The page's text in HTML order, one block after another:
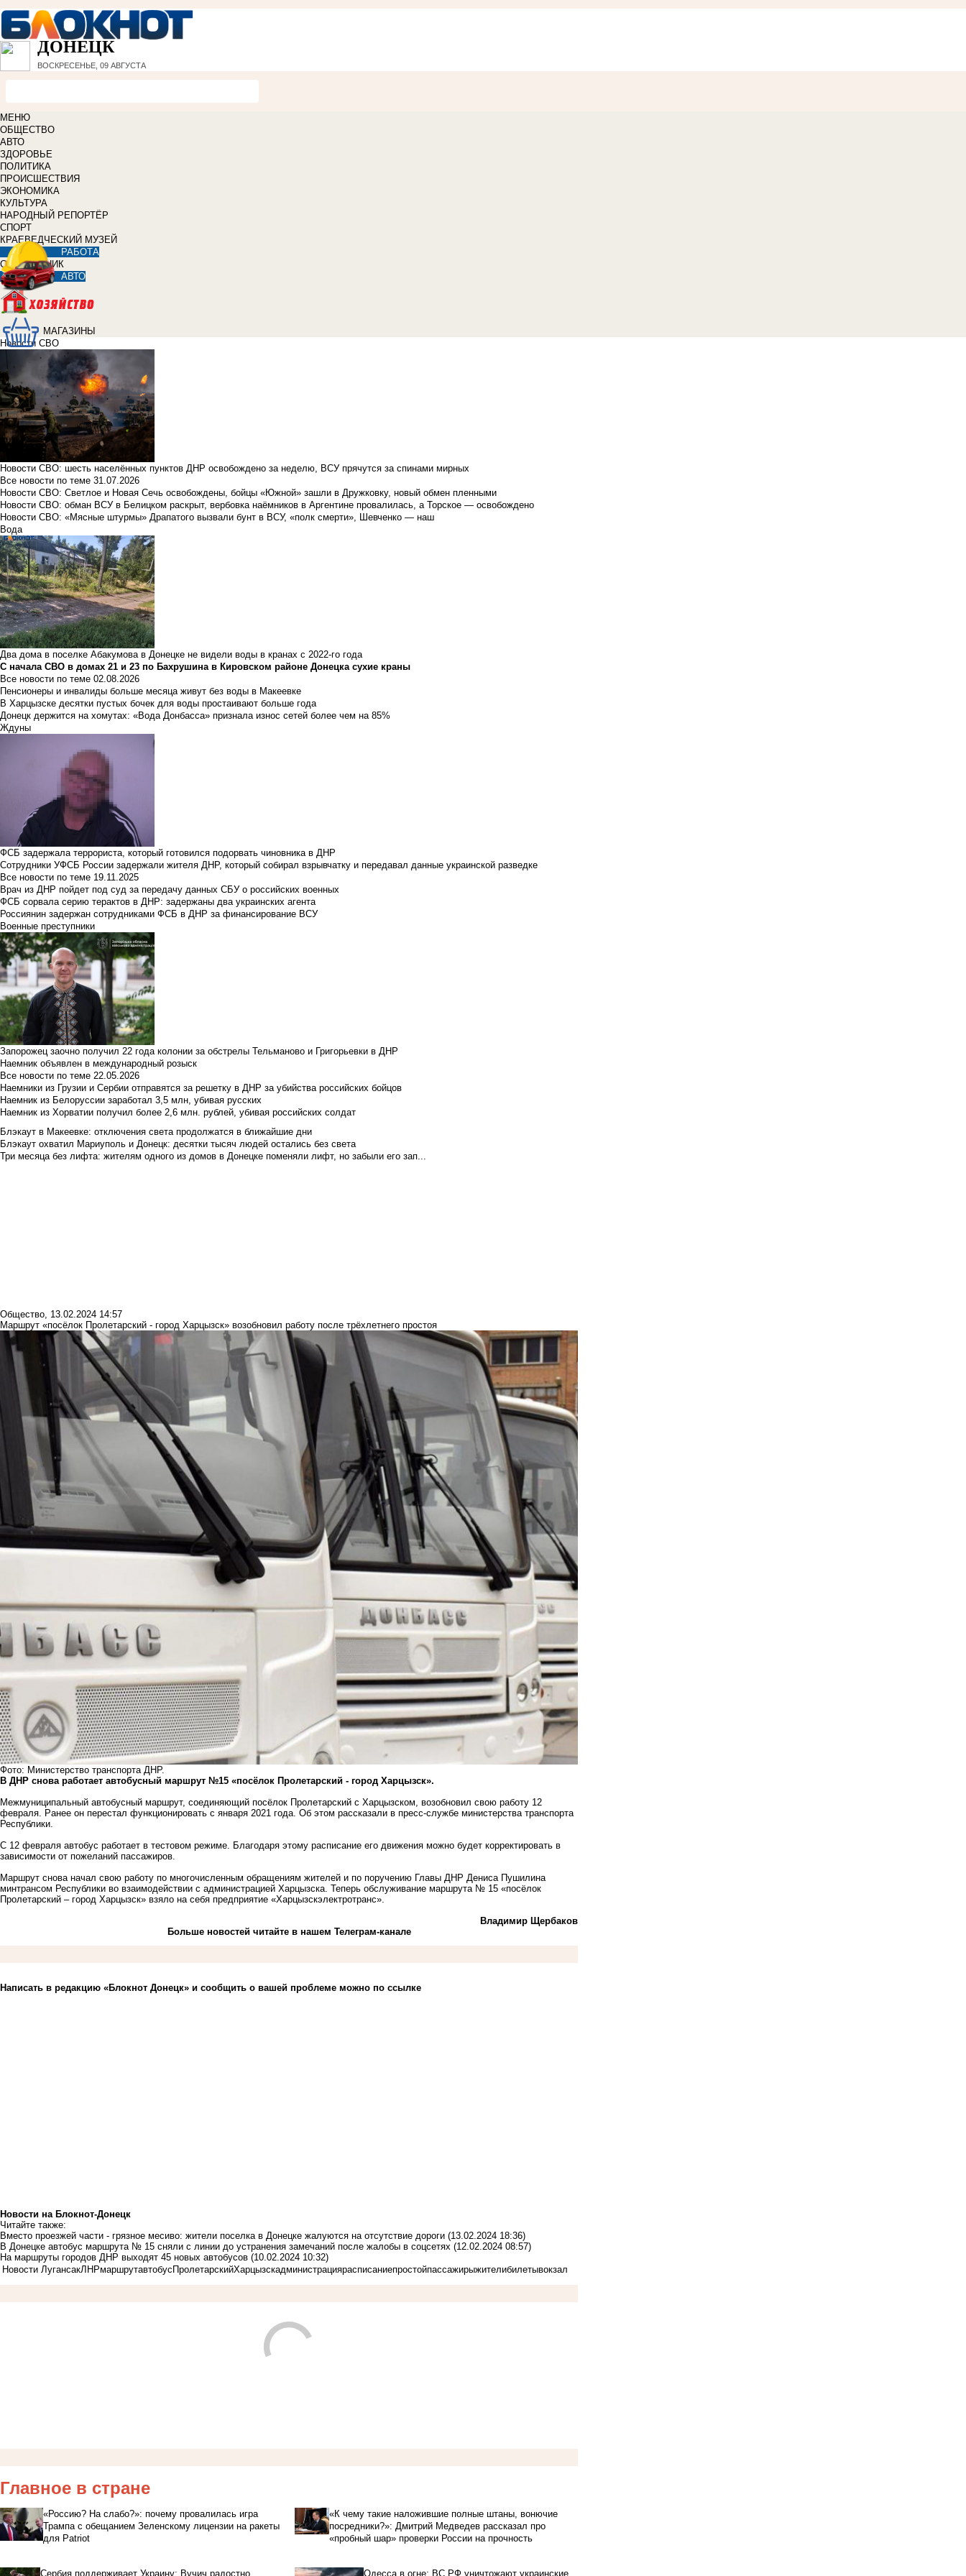
ДОНЕЦК
ВОСКРЕСЕНЬЕ, 09 АВГУСТА
МЕНЮ
ОБЩЕСТВО
АВТО
ЗДОРОВЬЕ
ПОЛИТИКА
ПРОИСШЕСТВИЯ
ЭКОНОМИКА
КУЛЬТУРА
НАРОДНЫЙ РЕПОРТЁР
СПОРТ
КРАЕВЕДЧЕСКИЙ МУЗЕЙ
РАБОТА
СПРАВОЧНИК
АВТО
МАГАЗИНЫ
Новости СВО
Новости СВО: шесть населённых пунктов ДНР освобождено за неделю, ВСУ прячутся за спинами мирных
Все новости по теме 31.07.2026
Новости СВО: Светлое и Новая Сечь освобождены, бойцы «Южной» зашли в Дружковку, новый обмен пленными
Новости СВО: обман ВСУ в Белицком раскрыт, вербовка наёмников в Аргентине провалилась, а Торское — освобождено
Новости СВО: «Мясные штурмы» Драпатого вызвали бунт в ВСУ, «полк смерти», Шевченко — наш
Вода
Два дома в поселке Абакумова в Донецке не видели воды в кранах с 2022-го года
С начала СВО в домах 21 и 23 по Бахрушина в Кировском районе Донецка сухие краны
Все новости по теме 02.08.2026
Пенсионеры и инвалиды больше месяца живут без воды в Макеевке
В Харцызске десятки пустых бочек для воды простаивают больше года
Донецк держится на хомутах: «Вода Донбасса» признала износ сетей более чем на 85%
Ждуны
ФСБ задержала террориста, который готовился подорвать чиновника в ДНР
Сотрудники УФСБ России задержали жителя ДНР, который собирал взрывчатку и передавал данные украинской разведке
Все новости по теме 19.11.2025
Врач из ДНР пойдет под суд за передачу данных СБУ о российских военных
ФСБ сорвала серию терактов в ДНР: задержаны два украинских агента
Россиянин задержан сотрудниками ФСБ в ДНР за финансирование ВСУ
Военные преступники
Запорожец заочно получил 22 года колонии за обстрелы Тельманово и Григорьевки в ДНР
Наемник объявлен в международный розыск
Все новости по теме 22.05.2026
Наемники из Грузии и Сербии отправятся за решетку в ДНР за убийства российских бойцов
Наемник из Белоруссии заработал 3,5 млн, убивая русских
Наемник из Хорватии получил более 2,6 млн. рублей, убивая российских солдат
Блэкаут в Макеевке: отключения света продолжатся в ближайшие дни
Блэкаут охватил Мариуполь и Донецк: десятки тысяч людей остались без света
Три месяца без лифта: жителям одного из домов в Донецке поменяли лифт, но забыли его зап...
Общество 13.02.2024 14:57
Маршрут «посёлок Пролетарский - город Харцызск» возобновил работу после трёхлетнего простоя
Фото: Министерство транспорта ДНР.
В ДНР снова работает автобусный маршрут №15 «посёлок Пролетарский - город Харцызск».
Межмуниципальный автобусный маршрут, соединяющий посёлок Пролетарский с Харцызском, возобновил свою работу 12
февраля. Ранее он перестал функционировать с января 2021 года. Об этом рассказали в пресс-службе министерства транспорта
Республики.
С 12 февраля автобус работает в тестовом режиме. Благодаря этому расписание его движения можно будет корректировать в
зависимости от пожеланий пассажиров.
Маршрут снова начал свою работу по многочисленным обращениям жителей и по поручению Главы ДНР Дениса Пушилина
минтрансом Республики во взаимодействии с администрацией Харцызска. Теперь обслуживание маршрута № 15 «посёлок
Пролетарский – город Харцызск» взяло на себя предприятие «Харцызскэлектротранс».
Владимир Щербаков
Больше новостейчитайте в нашем Телеграм-канале
Написать в редакцию «Блокнот Донецк» и сообщить о вашей проблеме можно по ссылке
Новости на Блoкнoт-Донецк
Читайте также:
Вместо проезжей части - грязное месиво: жители поселка в Донецке жалуются на отсутствие дороги (13.02.2024 18:36)
В Донецке автобус маршрута № 15 сняли с линии до устранения замечаний после жалобы в соцсетях (12.02.2024 08:57)
На маршруты городов ДНР выходят 45 новых автобусов (10.02.2024 10:32)
Новости ЛугансакЛНРмаршрутавтобус ПролетарскийХарцызскадминистрациярасписаниепростойпассажирыжителибилетывокзал
Главное в стране
«Россию? На слабо?»: почему провалилась игра
Трампа с обещанием Зеленскому лицензии на ракеты
для Patriot
«К чему такие наложившие полные штаны, вонючие
посредники?»: Дмитрий Медведев рассказал про
«пробный шар» проверки России на прочность
Сербия поддерживает Украину: Вучич радостно Одесса в огне: ВС РФ уничтожают украинские